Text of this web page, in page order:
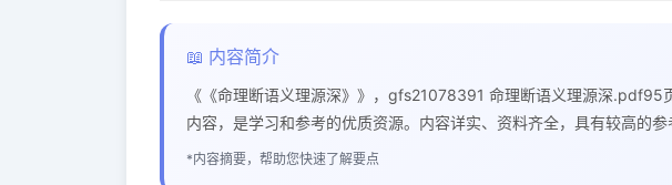
📖 内容简介
《《命理断语义理源深》》，gfs21078391 命理断语义理源深.pdf95
内容，是学习和参考的优质资源。内容详实、资料齐全，具有较高的参
*内容摘要，帮助您快速了解要点